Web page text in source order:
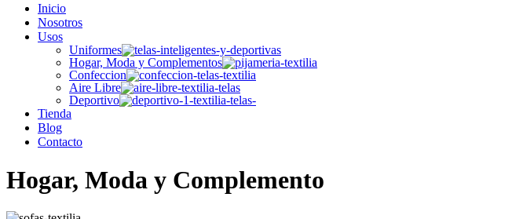
Inicio
Nosotros
Usos
Uniformes
Hogar, Moda y Complementos
Confeccion
Aire Libre
Deportivo
Tienda
Blog
Contacto
Hogar, Moda y Complemento